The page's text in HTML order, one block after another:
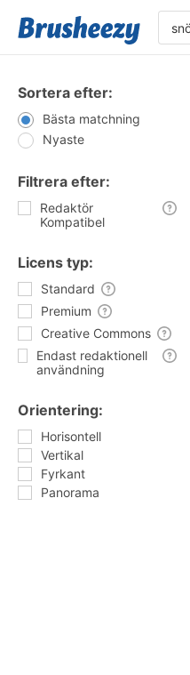
Sortera efter:
Bästa matchning
Nyaste
Filtrera efter:
Redaktör
Kompatibel
Licens typ:
Standard
Premium
Creative Commons
Endast redaktionell
användning
Orientering:
Horisontell
Vertikal
Fyrkant
Panorama